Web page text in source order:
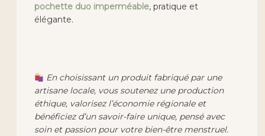
pochette duo imperméable, pratique et
élégante.
En choisissant un produit fabriqué par une
artisane locale, vous soutenez une production
éthique, valorisez l’économie régionale et
bénéficiez d’un savoir-faire unique, pensé avec
soin et passion pour votre bien-être menstruel.